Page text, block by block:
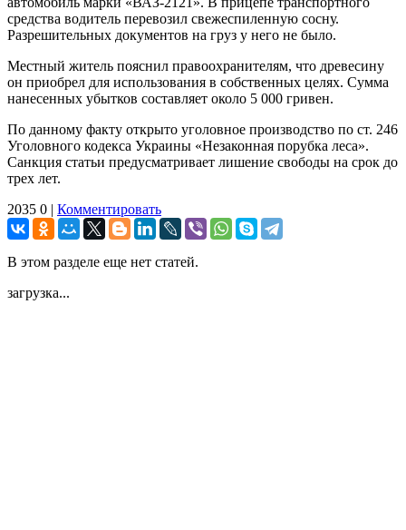
средства водитель перевозил свежеспиленную сосну.
Разрешительных документов на груз у него не было.
Местный житель пояснил правоохранителям, что древесину
он приобрел для использования в собственных целях. Сумма
нанесенных убытков составляет около 5 000 гривен.
По данному факту открыто уголовное производство по ст. 246
Уголовного кодекса Украины «Незаконная порубка леса».
Санкция статьи предусматривает лишение свободы на срок до
трех лет.
2035 0 | Комментировать
В этом разделе еще нет статей.
загрузка...